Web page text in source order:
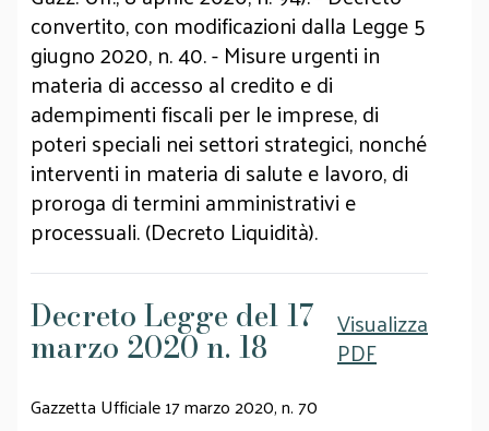
convertito, con modificazioni dalla Legge 5
giugno 2020, n. 40. - Misure urgenti in
materia di accesso al credito e di
adempimenti fiscali per le imprese, di
poteri speciali nei settori strategici, nonché
interventi in materia di salute e lavoro, di
proroga di termini amministrativi e
processuali. (Decreto Liquidità).
Decreto Legge del 17
marzo 2020 n. 18
Visualizza
PDF
Gazzetta Ufficiale 17 marzo 2020, n. 70